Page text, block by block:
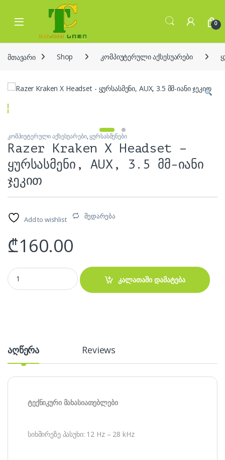
Skip to navigation
Skip to content
Open 0
მთავარი Shop კომპიუტერული აქსესუარები
კომპიუტერული აქსესუარები,ყურსასმენები
Razer Kraken X Headset –
ყურსასმენი, AUX, 3.5 მმ-იანი
ჯეკით
Add to wishlist შედარება
₾160.00
Razer Kraken X Headset - ყურსასმენი, AUX, 3.5 მმ-იანი ჯეკით
კალათაში დამატება
აღწერა Reviews
ტექნიკური მახასიათებლები
სიხშირეზე პასუხი: 12 Hz – 28 kHz